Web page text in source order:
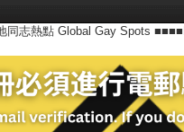
同志熱點 Global Gay Spots ■■■■